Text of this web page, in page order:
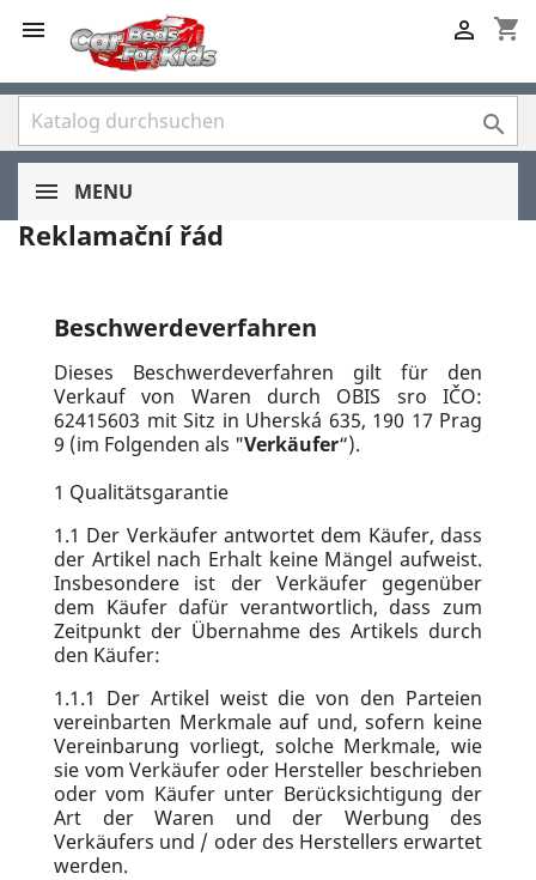
 shopping_cart


MENU
Reklamační řád
Beschwerdeverfahren
Dieses Beschwerdeverfahren gilt für den
Verkauf von Waren durch OBIS sro IČO:
62415603 mit Sitz in Uherská 635, 190 17 Prag
9 (im Folgenden als "Verkäufer“).
1 Qualitätsgarantie
1.1 Der Verkäufer antwortet dem Käufer, dass
der Artikel nach Erhalt keine Mängel aufweist.
Insbesondere ist der Verkäufer gegenüber
dem Käufer dafür verantwortlich, dass zum
Zeitpunkt der Übernahme des Artikels durch
den Käufer:
1.1.1 Der Artikel weist die von den Parteien
vereinbarten Merkmale auf und, sofern keine
Vereinbarung vorliegt, solche Merkmale, wie
sie vom Verkäufer oder Hersteller beschrieben
oder vom Käufer unter Berücksichtigung der
Art der Waren und der Werbung des
Verkäufers und / oder des Herstellers erwartet
werden.